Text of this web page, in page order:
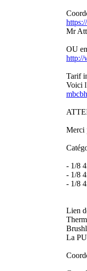
Mr
OU
http://
Tarif
Voici
Merci
- 1/8
- 1/8
- 1/8
Lien
La